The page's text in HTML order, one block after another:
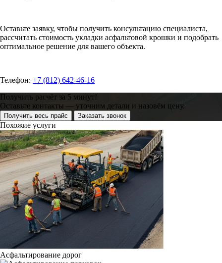
Оставьте заявку, чтобы получить консультацию специалиста,
рассчитать стоимость укладки асфальтовой крошки и подобрать
оптимальное решение для вашего объекта.
Телефон: +7 (812) 642-46-16
Получить расчёт за 5 минут!
Оставьте контакты — уточним детали и назовём цену.
Получить весь прайс Заказать звонок
Похожие услуги
Асфальтирование дорог